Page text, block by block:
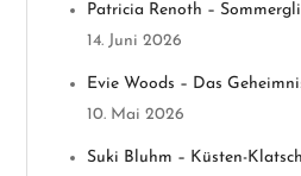
g
Patricia Renoth –
14. Juni 2026
Evie Woods – Das
10. Mai 2026
Suki Bluhm – Küsten-